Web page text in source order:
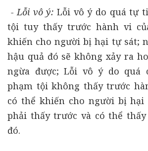
- Lỗi vô ý: Lỗi vô ý do quá tự
tội tuy thấy trước hành vi
khiến cho người bị hại tự sát;
hậu quả đó sẽ không xảy ra
ngừa được; Lỗi vô ý do quá
phạm tội không thấy trước
có thể khiến cho người bị hại
phải thấy trước và có thể
đó.